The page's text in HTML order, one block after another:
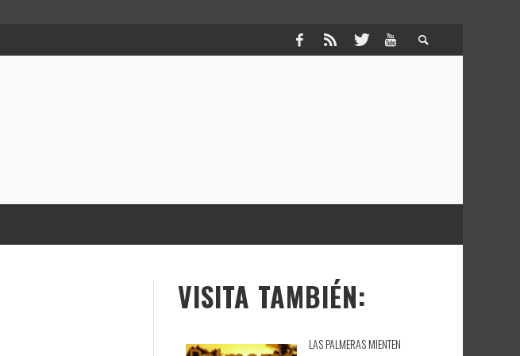
VISITA TAMBIÉN:
LAS PALMERAS MIENTEN